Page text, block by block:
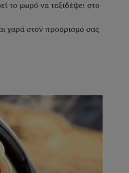
το μωρό να ταξιδέψει στο
χαρά στον προορισμό σας